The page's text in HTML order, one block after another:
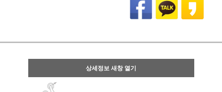
상세정보 새창 열기